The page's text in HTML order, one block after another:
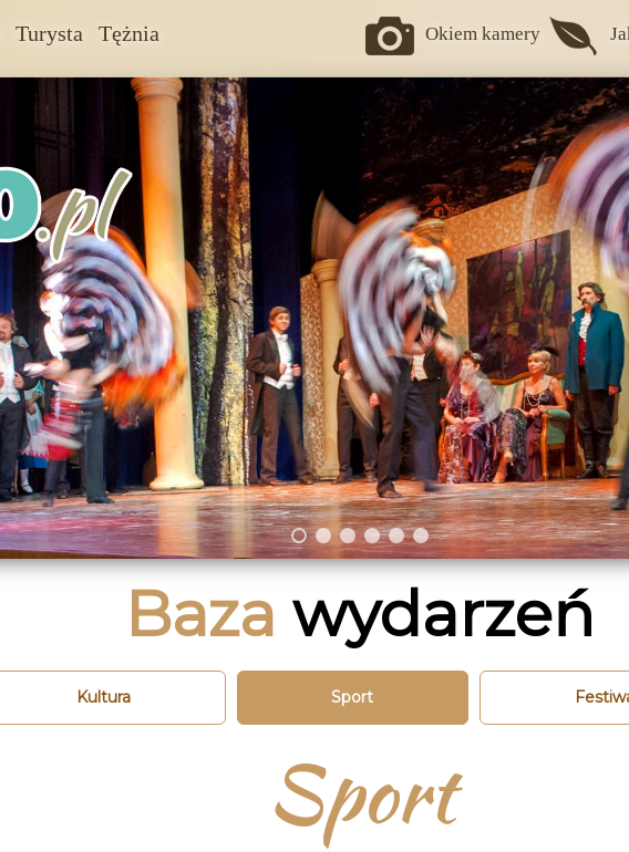
Turysta Tężnia Okiem kamery
Baza wydarzeń
Kultura Sport
Sport